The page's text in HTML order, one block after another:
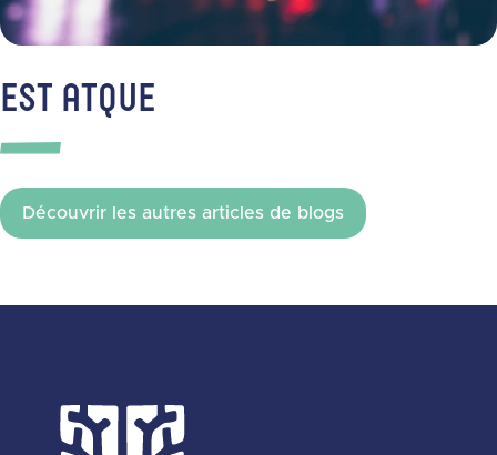
EST ATQUE
Découvrir les autres articles de blogs